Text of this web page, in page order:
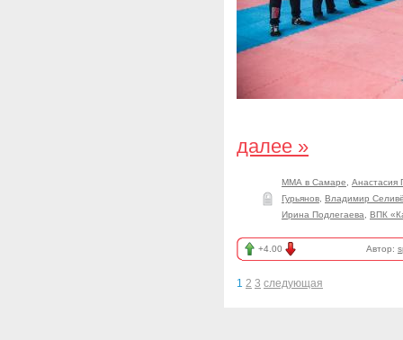
далее »
ММА в Самаре
Анастасия
Гурьянов Владимир
Ирина Подлегаева
ВПК
+4.00 Автор:
1 2 3 следующая